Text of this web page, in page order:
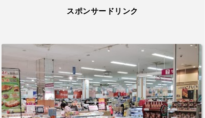
スポンサードリンク